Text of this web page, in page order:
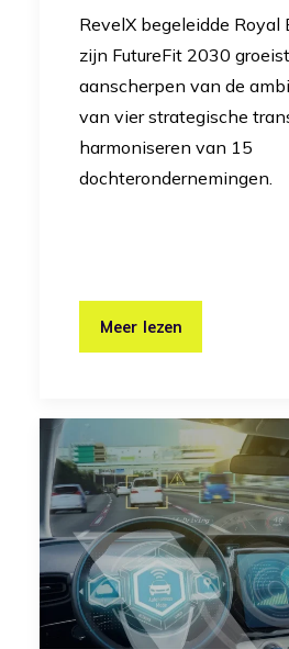
RevelX begeleidde Royal
zijn FutureFit 2030
aanscherpen van de
van vier strategische
harmoniseren van 15
dochterondernemingen.
Meer lezen